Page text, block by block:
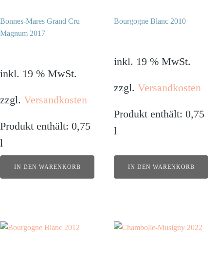
Bonnes-Mares Grand Cru
Magnum 2017
inkl. 19 % MwSt.
zzgl. Versandkosten
Produkt enthält: 0,75
l
IN DEN WARENKORB
Bourgogne Blanc 2010
inkl. 19 % MwSt.
zzgl.Versandkosten
Produkt enthält: 0,75
l
IN DEN WARENKORB